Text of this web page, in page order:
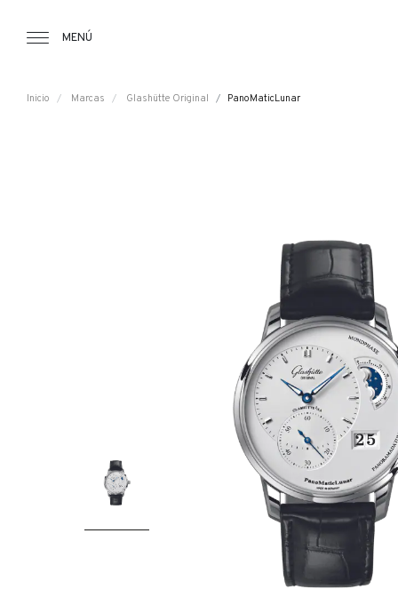
MENÚ
Inicio Marcas Glashütte Original PanoMaticLunar